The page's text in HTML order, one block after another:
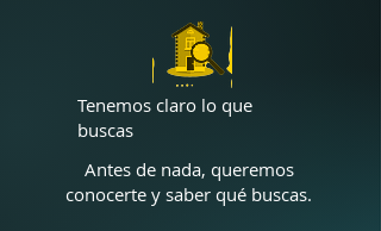
Tenemos claro lo que
buscas
Antes de nada, queremos
conocerte y saber qué buscas.